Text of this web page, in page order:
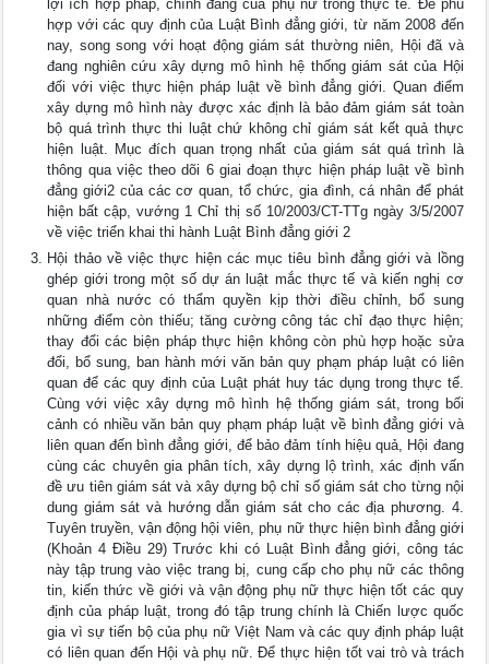
lợi ích hợp pháp, chính đáng của phụ nữ trong thực tế. Để phù
hợp với các quy định của Luật Bình đẳng giới, từ năm 2008 đến
nay, song song với hoạt động giám sát thường niên, Hội đã và
đang nghiên cứu xây dựng mô hình hệ thống giám sát của Hội
đối với việc thực hiện pháp luật về bình đẳng giới. Quan điểm
xây dựng mô hình này được xác định là bảo đảm giám sát toàn
bộ quá trình thực thi luật chứ không chỉ giám sát kết quả thực
hiện luật. Mục đích quan trọng nhất của giám sát quá trình là
thông qua việc theo dõi 6 giai đoạn thực hiện pháp luật về bình
đẳng giới2 của các cơ quan, tổ chức, gia đình, cá nhân để phát
hiện bất cập, vướng 1 Chỉ thị số 10/2003/CT-TTg ngày 3/5/2007
về việc triển khai thi hành Luật Bình đẳng giới 2
Hội thảo về việc thực hiện các mục tiêu bình đẳng giới và lồng
ghép giới trong một số dự án luật mắc thực tế và kiến nghị cơ
quan nhà nước có thẩm quyền kịp thời điều chỉnh, bổ sung
những điểm còn thiếu; tăng cường công tác chỉ đạo thực hiện;
thay đổi các biện pháp thực hiện không còn phù hợp hoặc sửa
đổi, bổ sung, ban hành mới văn bản quy phạm pháp luật có liên
quan để các quy định của Luật phát huy tác dụng trong thực tế.
Cùng với việc xây dựng mô hình hệ thống giám sát, trong bối
cảnh có nhiều văn bản quy phạm pháp luật về bình đẳng giới và
liên quan đến bình đẳng giới, để bảo đảm tính hiệu quả, Hội đang
cùng các chuyên gia phân tích, xây dựng lộ trình, xác định vấn
đề ưu tiên giám sát và xây dựng bộ chỉ số giám sát cho từng nội
dung giám sát và hướng dẫn giám sát cho các địa phương. 4.
Tuyên truyền, vận động hội viên, phụ nữ thực hiện bình đẳng giới
(Khoản 4 Điều 29) Trước khi có Luật Bình đẳng giới, công tác
này tập trung vào việc trang bị, cung cấp cho phụ nữ các thông
tin, kiến thức về giới và vận động phụ nữ thực hiện tốt các quy
định của pháp luật, trong đó tập trung chính là Chiến lược quốc
gia vì sự tiến bộ của phụ nữ Việt Nam và các quy định pháp luật
có liên quan đến Hội và phụ nữ. Để thực hiện tốt vai trò và trách